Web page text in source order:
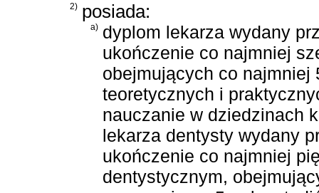
2) posiada:
a) dyplom lekarza wydany
ukończenie co najmniej
obejmujących co
teoretycznych i
nauczanie w dziedzinach
lekarza dentysty wydany
ukończenie co najmniej
dentystycznym,